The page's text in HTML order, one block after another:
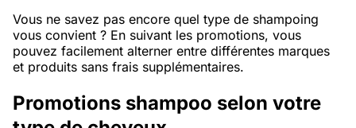
Vous ne savez pas encore quel type de shampoing
vous convient ? En suivant les promotions, vous
pouvez facilement alterner entre différentes marques
et produits sans frais supplémentaires.
Promotions shampoo selon votre